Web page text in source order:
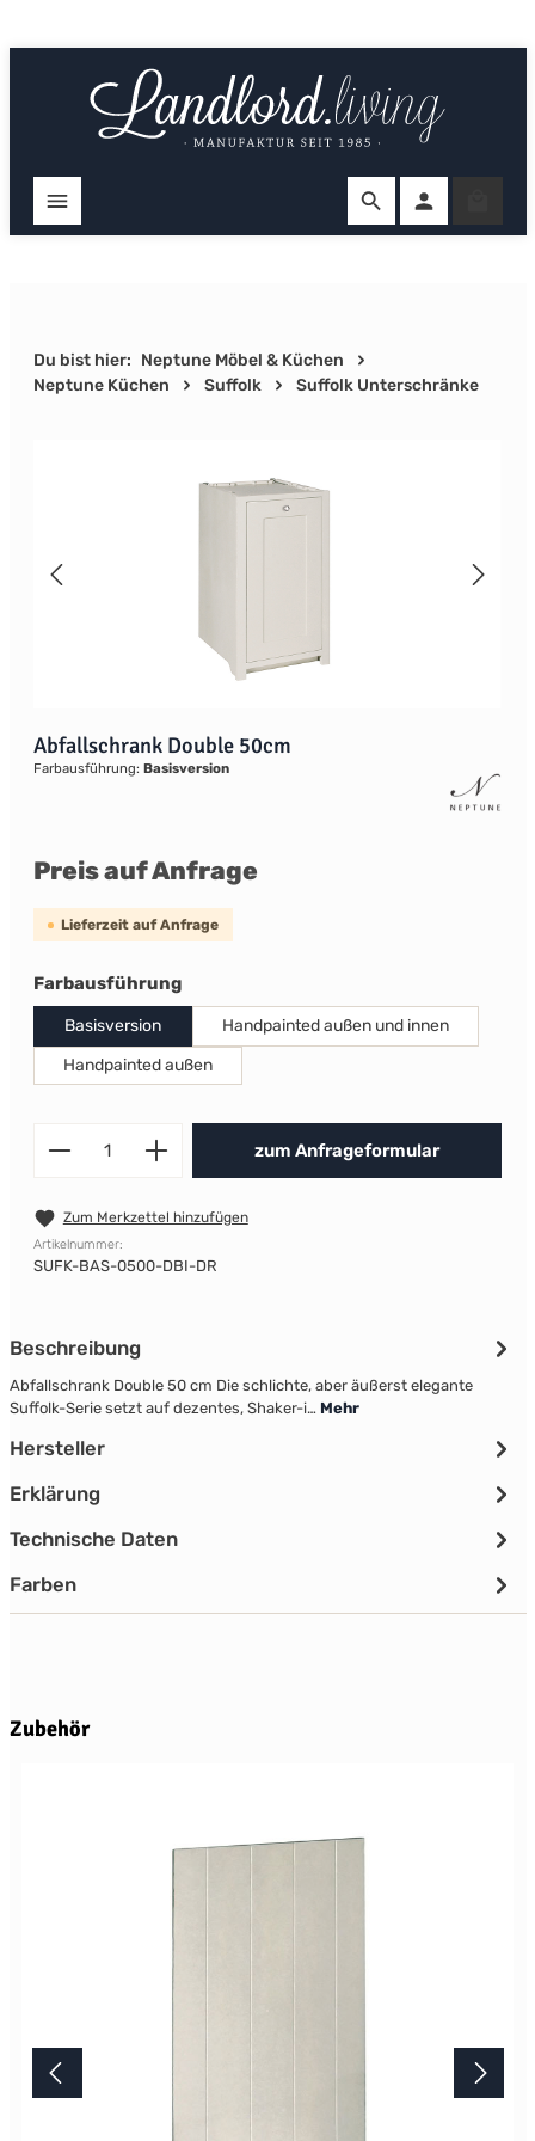
Du bist hier: Neptune Möbel & Küchen
Neptune Küchen
Suffolk Suffolk Unterschränke
Abfallschrank Double 50cm
Farbausführung: Basisversion
Preis auf Anfrage
Lieferzeit auf Anfrage
Farbausführungauswählen
Basisversion
Handpainted außen und innen
Handpainted außen
Produkt Anzahl: Gib den
zum Anfrageformular
Zum Merkzettel hinzufügen
Artikelnummer:
SUFK-BAS-0500-DBI-DR
Beschreibung
Abfallschrank Double 50 cm Die schlichte, aber äußerst elegante
Suffolk-Serie setzt auf dezentes, Shaker-i… Mehr
Hersteller
Erklärung
Technische Daten
Farben
Produktgalerie überspringen
Zubehör